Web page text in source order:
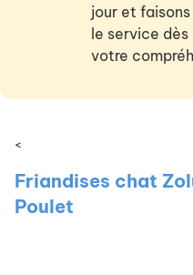
jour et
le service
votre
<
Friandises chat
Poulet